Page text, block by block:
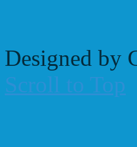
Designed by
Scroll to Top